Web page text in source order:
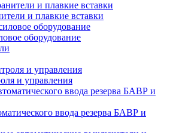
и плавкие вставки
оборудование
и управления
ввода резерва БАВР и